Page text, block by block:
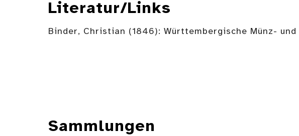
Literatur/Links
Binder, Christian (1846): Württembergische Münz-
Sammlungen